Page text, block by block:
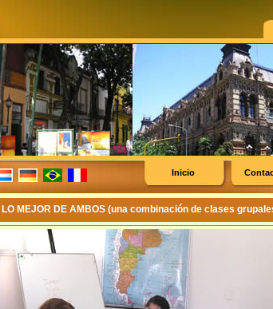
Inicio
LO MEJOR DE AMBOS (una combinación de clases